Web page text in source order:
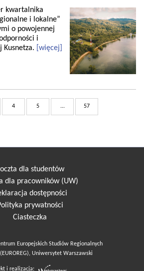
kwartalnika
i lokalne”
o powojennej
i
Kusnetza.
[więcej]
4 5 ... 57
dla studentów
dla pracowników (UW)
dostępności
prywatności
Ciasteczka
Europejskich Studiów Regionalnych
Uniwersytet Warszawski
i realizacja: